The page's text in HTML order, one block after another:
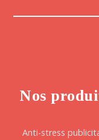
Nos
Anti-stress